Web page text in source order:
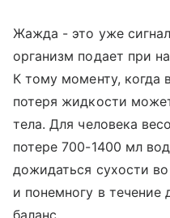
Жажда - это уже
организм подает при
К тому моменту, когда
потеря жидкости
тела. Для человека
потере 700-1400 мл
дожидаться сухости
и понемногу в
баланс.